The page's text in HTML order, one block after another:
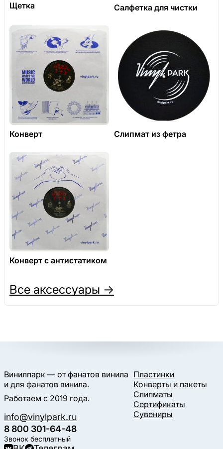
Щетка Салфетка для чистки
Конверт Слипмат из фетра
Конверт с антистатиком
Все аксессуары →
Винилпарк — от фанатов винила
и для фанатов винила.
Работаем с 2019 года.
info@vinylpark.ru
8 800 301-64-48
Звонок бесплатный
Пластинки
Конверты и пакеты
Слипматы
Сертификаты
Сувениры